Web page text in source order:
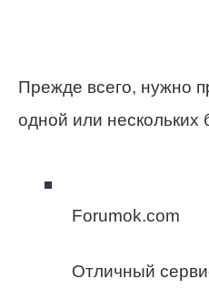
Прежде всего, нужно
одной или нескольких
Forumok.com
Отличный